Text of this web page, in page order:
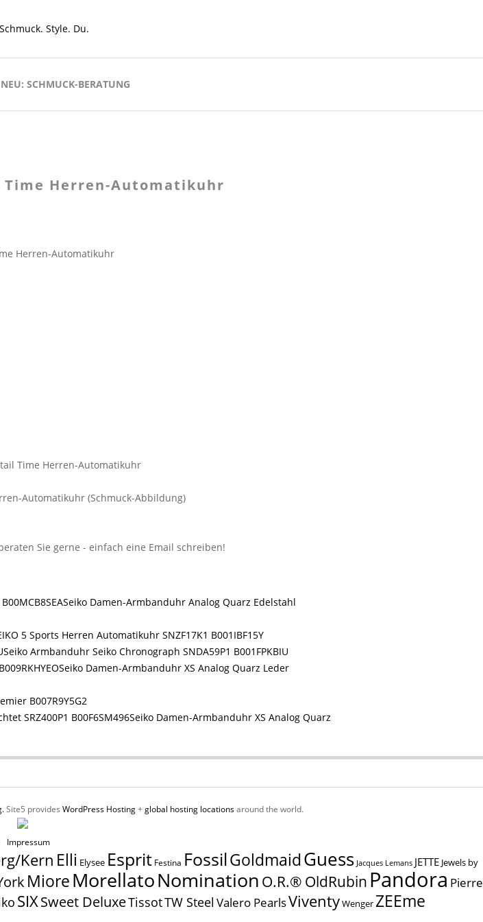
NEU: SCHMUCK-BERATUNG
Time Herren-Automatikuhr
Herren-Automatikuhr
Automatikuhr (Schmuck-Abbildung)
Seiko Damen-Armbanduhr Analog Quarz Edelstahl
5 Sports Herren Automatikuhr SNZF17K1 B001IBF15Y
Seiko Armbanduhr Seiko Chronograph SNDA59P1 B001FPKBIU
Seiko Damen-Armbanduhr XS Analog Quarz Leder
B007R9Y5G2
Seiko Damen-Armbanduhr XS Analog Quarz
Site5 provides WordPress Hosting+global hosting locationsaround the world.
Impressum
Kern Elli Elysee Esprit Festina FossilGoldmaidGuess Jacques Lemans JETTE Jewels by
MioreMorellatoNomination O.R.® OldRubin Pandora Pierre
SIXSweet DeluxeTissotTW Steel Valero PearlsViventyWenger ZEEme